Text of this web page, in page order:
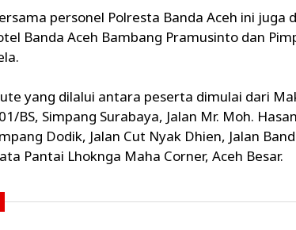
personel Polresta Banda Aceh ini juga
Banda Aceh Bambang Pramusinto dan
yang dilalui antara peserta dimulai dari
BS, Simpang Surabaya, Jalan Mr. Moh.
Dodik, Jalan Cut Nyak Dhien, Jalan
Pantai Lhoknga Maha Corner, Aceh Besar.